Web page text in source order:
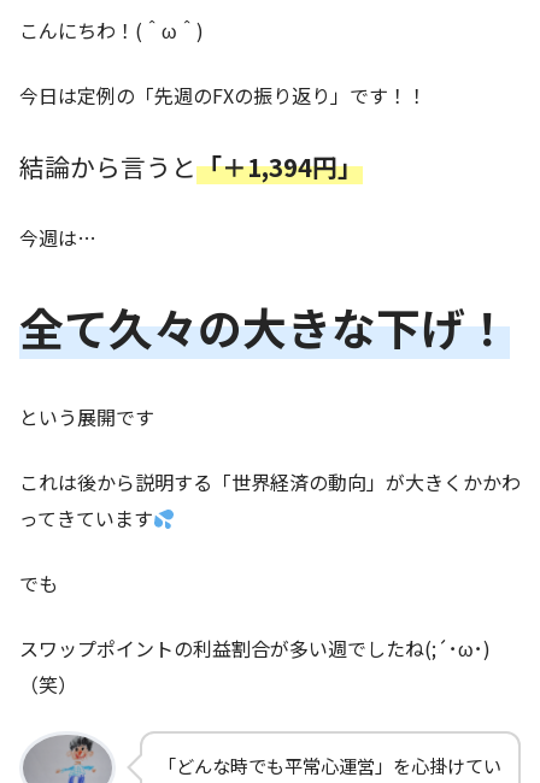
こんにちわ！(＾ω＾)
今日は定例の「先週のFXの振り返り」です！！
結論から言うと「＋1,394円」
今週は…
全て久々の大きな下げ！
という展開です
これは後から説明する「世界経済の動向」が大きくかかわ
ってきています
でも
スワップポイントの利益割合が多い週でしたね(;´･ω･)
（笑）
「どんな時でも平常心運営」を心掛けてい